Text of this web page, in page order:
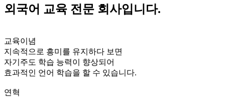
외국어 교육 전문 회사입니다.
교육이념
지속적으로 흥미를 유지하다 보면
자기주도 학습 능력이 향상되어
효과적인 언어 학습을 할 수 있습니다.
연혁